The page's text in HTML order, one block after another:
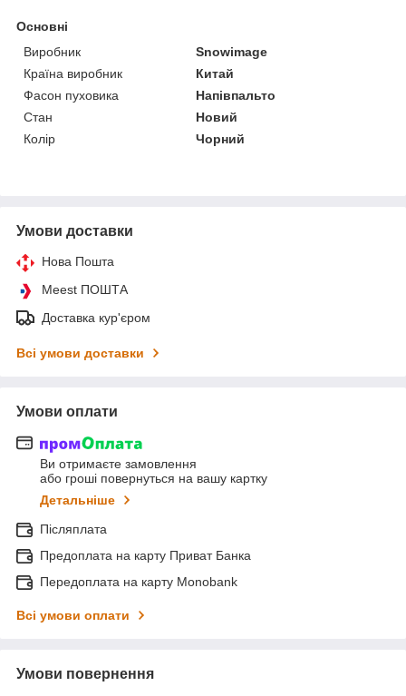
Основні
Виробник
Snowimage
Країна виробник
Китай
Фасон пуховика
Напівпальто
Стан
Новий
Колір
Чорний
Умови доставки
Нова Пошта
Meest ПОШТА
Доставка кур'єром
Всі умови доставки
Умови оплати
Ви отримаєте замовлення
або гроші повернуться на вашу картку
Детальніше
Післяплата
Предоплата на карту Приват Банка
Передоплата на карту Monobank
Всі умови оплати
Умови повернення